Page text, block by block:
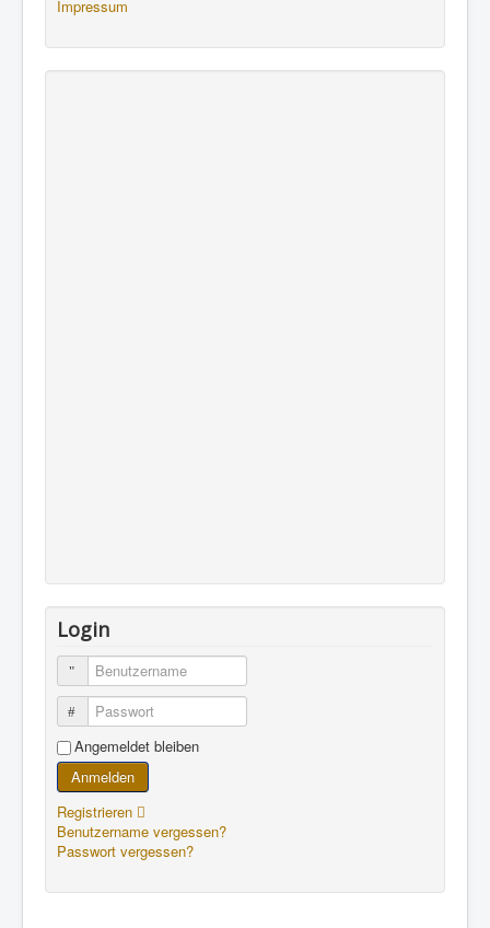
Impressum
Login
Benutzername
Passwort
Angemeldet bleiben
Anmelden
Registrieren
Benutzername vergessen?
Passwort vergessen?